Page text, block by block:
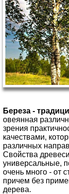
Береза -
овеянная
зрения
качествами,
различных
Свойства
универсальные,
очень много - от
причем без
дерева.